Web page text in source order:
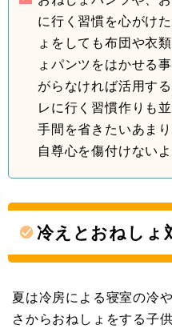
に行く習慣を心がけ
ょをしても布団や衣
ょパンツをはかせる
がらなければ活用す
レに行く習慣作りも
手間を省きたいあま
自尊心を傷付けない
冷えとおねしょ
夏は冷房による寝室の冷
さからおねしょをする子